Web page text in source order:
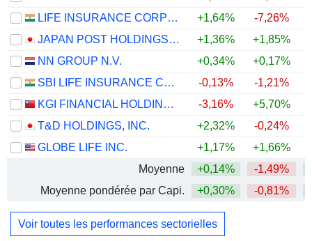
LIFE INSURANCE CORPORATION OF INDIA
+1,64% -7,26%
JAPAN POST HOLDINGS CO., LTD.
+1,36% +1,85%
NN GROUP N.V.
+0,34% +0,17%
SBI LIFE INSURANCE COMPANY LIMITED
-0,13% -1,21%
KGI FINANCIAL HOLDING CO., LTD.
-3,16% +5,70%
T&D HOLDINGS, INC.
+2,32% -0,24%
GLOBE LIFE INC.
+1,17% +1,66%
Moyenne
+0,14% -1,49%
Moyenne pondérée par Capi.
+0,30% -0,81%
Voir toutes les performances sectorielles